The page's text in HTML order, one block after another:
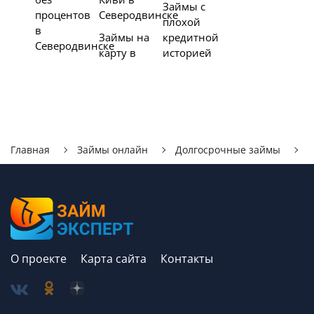
процентов
в
Северодвинске
Северодвинске
Займы на
карту в
Займы с
плохой
кредитной
историей
Главная Займы онлайн Долгосрочные займы
О проекте Карта сайта Контакты